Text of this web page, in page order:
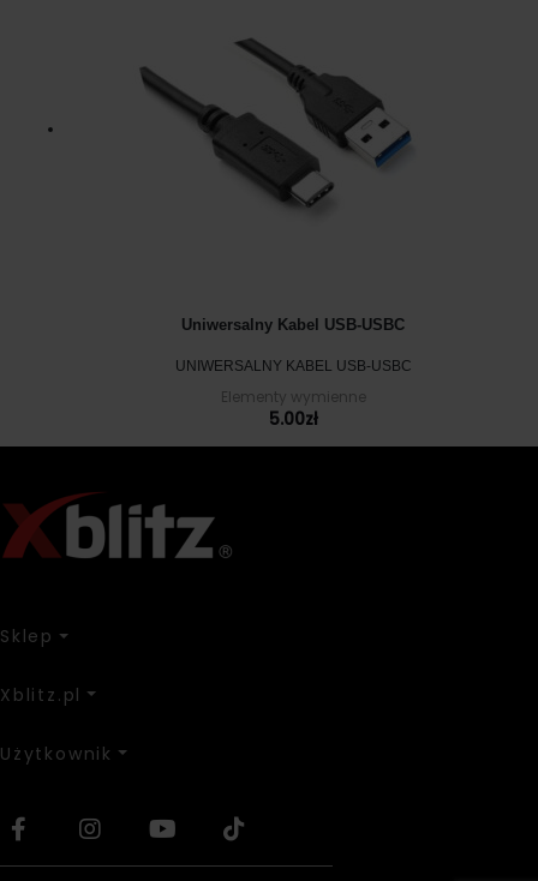
Uniwersalny Kabel USB-USBC
UNIWERSALNY KABEL USB-USBC
Elementy wymienne
5.00zł
Sklep
Xblitz.pl
Użytkownik